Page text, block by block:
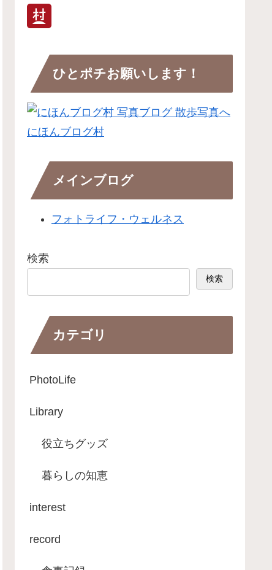
ひとポチお願いします！
にほんブログ村
メインブログ
フォトライフ・ウェルネス
検索
検索
カテゴリ
PhotoLife
Library
役立ちグッズ
暮らしの知恵
interest
record